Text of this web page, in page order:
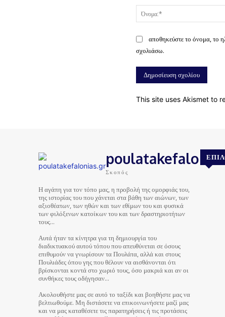
αποθηκεύστε το όνομα, το
σχολιάσω.
This site uses Akismet to
Σκοπός
Η αγάπη για τον τόπο μας, η προβολή της ομορφιάς του,
της ιστορίας του που χάνεται στα βάθη των αιώνων, των
αξιοθέατων, των ηθών και των εθίμων του και φυσικά
των φιλόξενων κατοίκων του και των δραστηριοτήτων
τους…
Αυτά ήταν τα κίνητρα για τη δημιουργία του
διαδικτυακού αυτού τόπου που απευθύνεται σε όσους
επιθυμούν να γνωρίσουν τα Πουλάτα, αλλά και στους
Πουλιάδες όπου γης που θέλουν να αισθάνονται ότι
βρίσκονται κοντά στο χωριό τους, όσο μακριά και αν οι
συνθήκες τους οδήγησαν…
Ακολουθήστε μας σε αυτό το ταξίδι και βοηθήστε μας να
βελτιωθούμε. Μη διστάσετε να επικοινωνήσετε μαζί μας
και να μας καταθέσετε τις παρατηρήσεις ή τις προτάσεις